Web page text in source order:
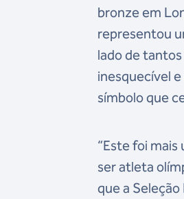
bronze em
representou
lado de
inesquecível
símbolo que
“Este foi
ser atleta
que a